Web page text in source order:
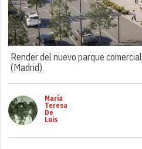
Render del nuevo parque
(Madrid).
María
Teresa
De
Luis